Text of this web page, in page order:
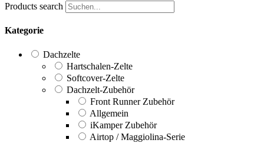
Products search
Kategorie
Dachzelte
Hartschalen-Zelte
Softcover-Zelte
Dachzelt-Zubehör
Front Runner Zubehör
Allgemein
iKamper Zubehör
Airtop / Maggiolina-Serie